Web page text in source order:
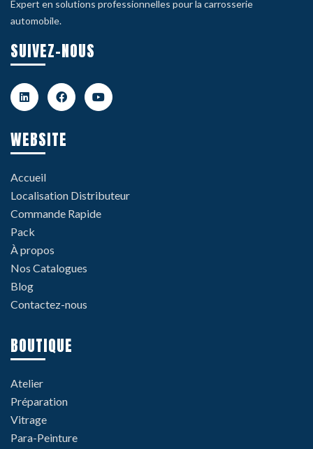
Expert en solutions professionnelles pour la carrosserie
automobile.
SUIVEZ-NOUS
WEBSITE
Accueil
Localisation Distributeur
Commande Rapide
Pack
À propos
Nos Catalogues
Blog
Contactez-nous
BOUTIQUE
Atelier
Préparation
Vitrage
Para-Peinture